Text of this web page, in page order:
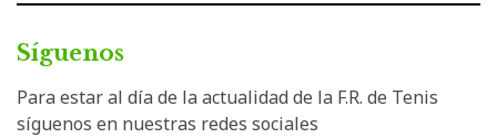
Síguenos
Para estar al día de la actualidad de la F.R. de Tenis
síguenos en nuestras redes sociales